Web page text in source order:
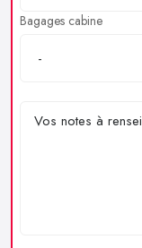
Bagages cabine